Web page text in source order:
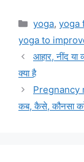
Categories
yoga, yoga
yoga to
आहार, नींद या
क्या है
Pregnancy
कब, कैसे, कौनसा